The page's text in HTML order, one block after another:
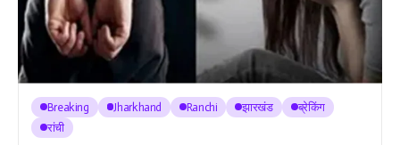
Breaking Jharkhand Ranchi झारखंड
ब्रेकिंग
रांची